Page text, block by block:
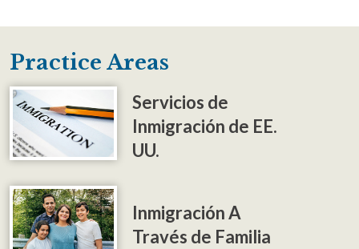
Practice Areas
Servicios de
Inmigración de EE.
UU.
Inmigración A
Través de Familia